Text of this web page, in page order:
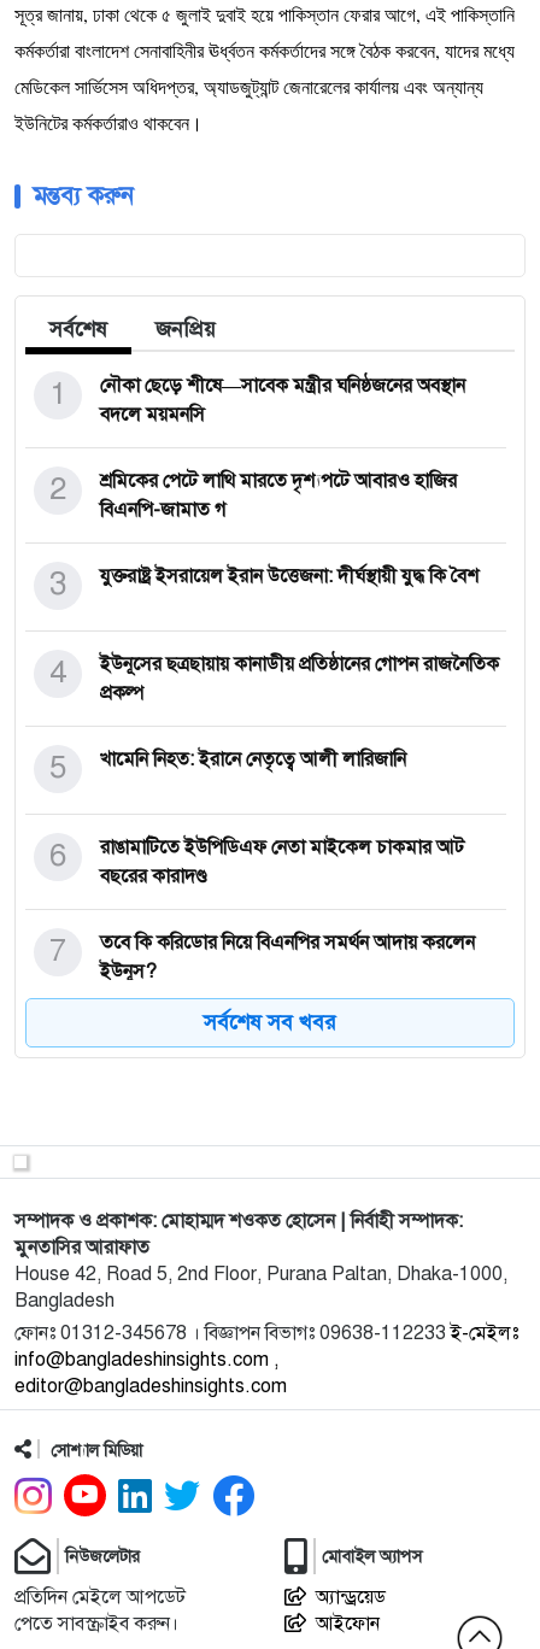
সূত্র জানায়, ঢাকা থেকে ৫ জুলাই দুবাই হয়ে পাকিস্তান ফেরার আগে, এই পাকিস্তানি
কর্মকর্তারা বাংলাদেশ সেনাবাহিনীর ঊর্ধ্বতন কর্মকর্তাদের সঙ্গে বৈঠক করবেন, যাদের মধ্যে
মেডিকেল সার্ভিসেস অধিদপ্তর, অ্যাডজুট্যান্ট জেনারেলের কার্যালয় এবং অন্যান্য
ইউনিটের কর্মকর্তারাও থাকবেন।
মন্তব্য করুন
সর্বশেষ জনপ্রিয়
নৌকা ছেড়ে শীষে—সাবেক মন্ত্রীর ঘনিষ্ঠজনের অবস্থান
বদলে ময়মনসি
1
শ্রমিকের পেটে লাথি মারতে দৃশ্যপটে আবারও হাজির
বিএনপি-জামাত গ
2
যুক্তরাষ্ট্র ইসরায়েল ইরান উত্তেজনা: দীর্ঘস্থায়ী যুদ্ধ কি বৈশ
3
ইউনূসের ছত্রছায়ায় কানাডীয় প্রতিষ্ঠানের গোপন রাজনৈতিক
প্রকল্প
4
খামেনি নিহত: ইরানে নেতৃত্বে আলী লারিজানি
5
রাঙামাটিতে ইউপিডিএফ নেতা মাইকেল চাকমার আট
বছরের কারাদণ্ড
6
তবে কি করিডোর নিয়ে বিএনপির সমর্থন আদায় করলেন
ইউনূস?
7
আইসিটির দুই প্রসিকিউটরের বিরুদ্ধে দুর্নীতির অভিযোগ
8
৯ম পে-স্কেল দাবিতে আন্দোলন, পুলিশের দমন নীতির তীব্র
নিন্দা
10
বেরিয়ে আসছে ছাত্রলীগের গুপ্ত শিবিরের ভয়াবাহ তথ্য, ফেঁসে
গেলে
11
স্ট্যাটমেন্টে গোঁজামিল দিয়ে জাতিকে বোকা বানানোর চেষ্টায়
মাহফ
12
কোটায় অস্ত্রের লাইসেন্স আসিফ মাহমুদের?
13
ঢাকার মধ্য বাড্ডায় অস্ত্রসহ শীর্ষ সন্ত্রাসী মেহেদী আটক, বিএ
14
সর্বশেষ সব খবর
সম্পাদক ও প্রকাশক: মোহাম্মদ শওকত হোসেন | নির্বাহী সম্পাদক:
মুনতাসির আরাফাত
House 42, Road 5, 2nd Floor, Purana Paltan, Dhaka-1000,
Bangladesh
ফোনঃ 01312-345678 । বিজ্ঞাপন বিভাগঃ 09638-112233ই-মেইলঃ
info@bangladeshinsights.com ,
editor@bangladeshinsights.com
সোশ্যাল মিডিয়া
নিউজলেটার
প্রতিদিন মেইলে আপডেট
পেতে সাবস্ক্রাইব করুন।
মোবাইল অ্যাপস
অ্যান্ড্রয়েড
আইফোন